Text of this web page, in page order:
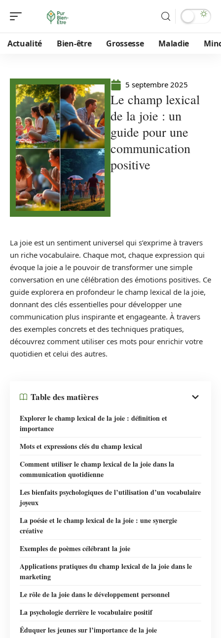
Actualité Bien-être Grossesse Maladie
5 septembre 2025
Le champ lexical
de la joie : un
guide pour une
communication
positive
La joie est un sentiment universel qui s’exprime à travers
un riche vocabulaire. Chaque mot, chaque expression qui
évoque la joie a le pouvoir de transformer une simple
conversation en une célébration des émotions positives. Ce
guide explorera en profondeur le champ lexical de la joie,
donnant des clés essentielles pour développer une
communication plus inspirante et engageante. À travers
des exemples concrets et des techniques pratiques,
découvrez comment utiliser ces mots pour enrichir votre
quotidien et celui des autres.
Table des matières
Explorer le champ lexical de la joie : définition et
importance
Mots et expressions clés du champ lexical
Comment utiliser le champ lexical de la joie dans la
communication quotidienne
Les bienfaits psychologiques de l’utilisation d’un vocabulaire
joyeux
La poésie et le champ lexical de la joie : une synergie
créative
Exemples de poèmes célébrant la joie
Applications pratiques du champ lexical de la joie dans le
marketing
Le rôle de la joie dans le développement personnel
La psychologie derrière le vocabulaire positif
Éduquer les jeunes sur l’importance de la joie